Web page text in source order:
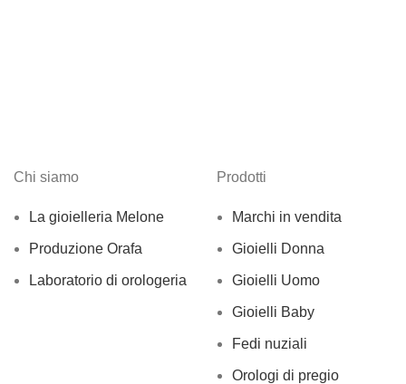
Chi siamo
La gioielleria Melone
Produzione Orafa
Laboratorio di orologeria
Prodotti
Marchi in vendita
Gioielli Donna
Gioielli Uomo
Gioielli Baby
Fedi nuziali
Orologi di pregio